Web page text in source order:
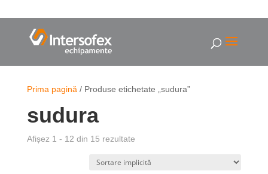
Prima pagină / Produse etichetate „sudura”
sudura
Afișez 1 - 12 din 15 rezultate